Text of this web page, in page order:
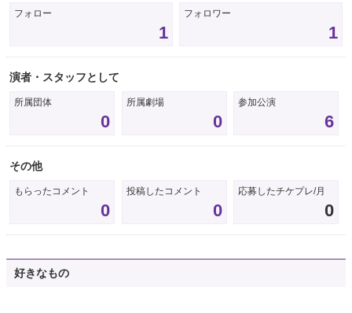
フォロー
1
フォロワー
1
演者・スタッフとして
所属団体
0
所属劇場
0
参加公演
6
その他
もらったコメント
0
投稿したコメント
0
応募したチケプレ/月
0
好きなもの